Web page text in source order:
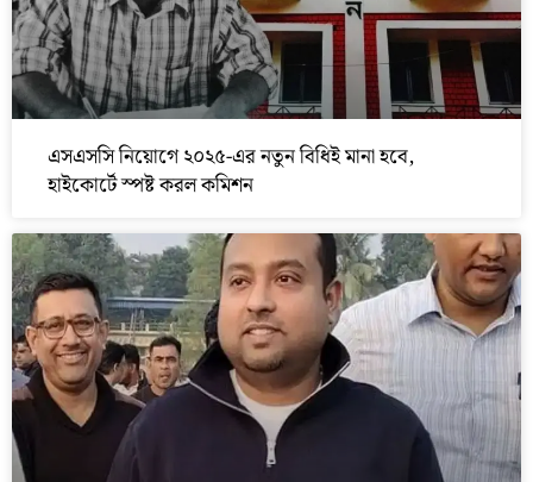
এসএসসি নিয়োগে ২০২৫-এর নতুন বিধিই মানা হবে,
হাইকোর্টে স্পষ্ট করল কমিশন